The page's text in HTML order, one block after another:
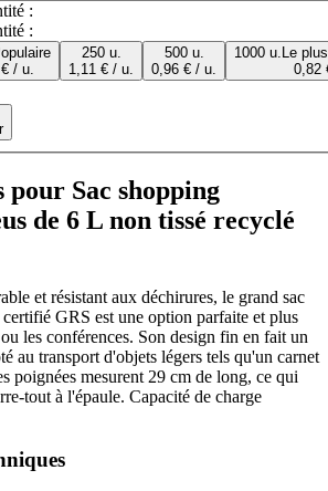
:
:
/ u.
250 u.
1,11 € / u.
500 u.
0,96 € / u.
1000 u. Le
0,82
pour Sac shopping
de 6 L non tissé recyclé
et résistant aux déchirures, le grand sac
GRS est une option parfaite et plus
les conférences. Son design fin en fait un
au transport d'objets légers tels qu'un carnet
poignées mesurent 29 cm de long, ce qui
tout à l'épaule. Capacité de charge